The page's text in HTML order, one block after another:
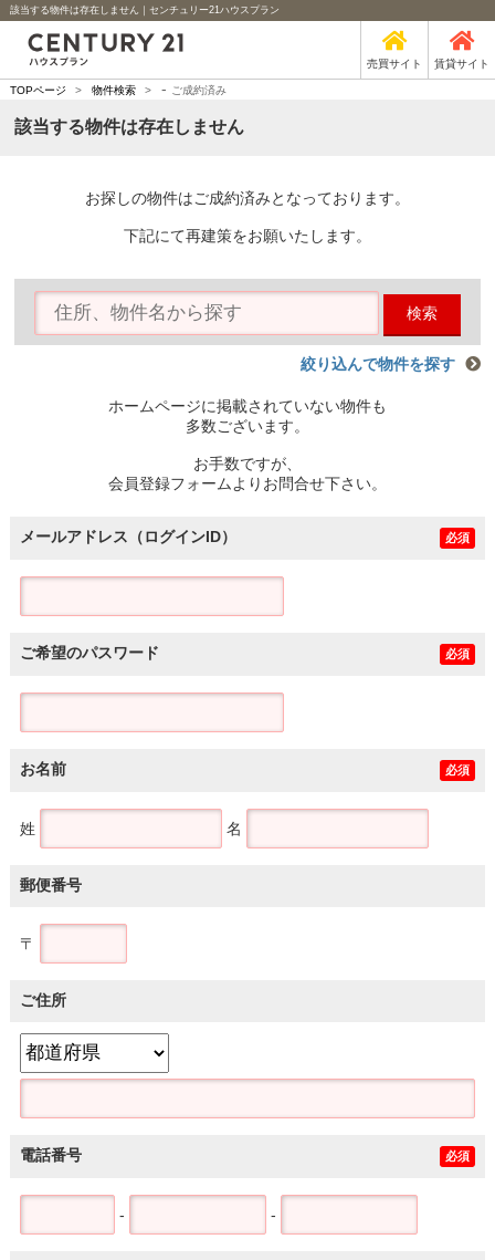
該当する物件は存在しません｜センチュリー21ハウスプラン
売買サイト 賃貸サイト
TOPページ > 物件検索 > - ご成約済み
該当する物件は存在しません
お探しの物件はご成約済みとなっております。
下記にて再建策をお願いたします。
検索
絞り込んで物件を探す
ホームページに掲載されていない物件も
多数ございます。
お手数ですが、
会員登録フォームよりお問合せ下さい。
メールアドレス（ログインID） 必須
ご希望のパスワード 必須
お名前 必須
姓 名
郵便番号
〒
ご住所
電話番号 必須
- -